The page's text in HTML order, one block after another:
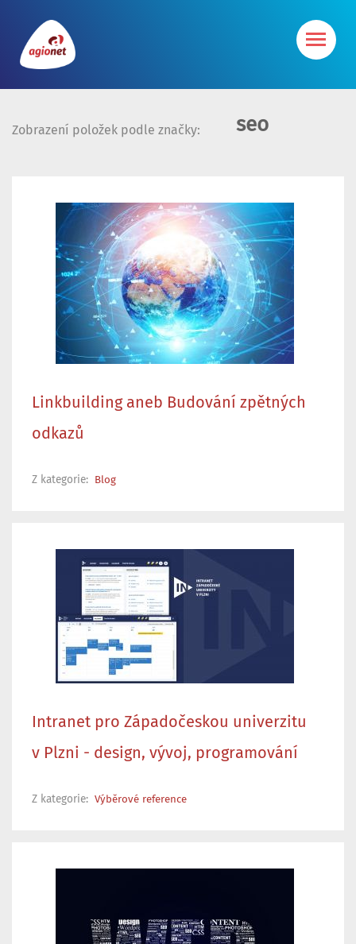
Zobrazení položek podle značky: seo
Linkbuilding aneb Budování zpětných
odkazů
Z kategorie: Blog
Intranet pro Západočeskou univerzitu
v Plzni - design, vývoj, programování
Z kategorie: Výběrové reference